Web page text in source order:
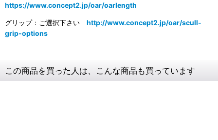
https://www.concept2.jp/oar/oarlength
グリップ：ご選択下さい http://www.concept2.jp/oar/scull-
grip-options
この商品を買った人は、こんな商品も買っています